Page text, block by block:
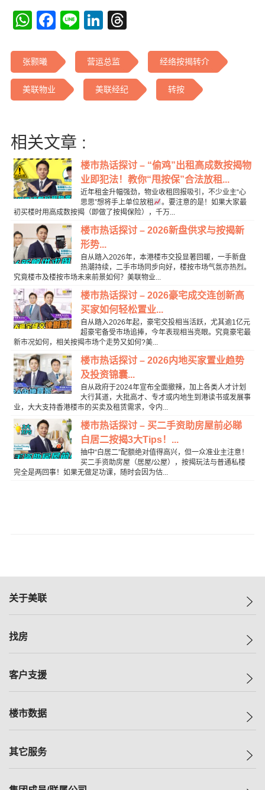
WhatsApp
Facebook
LineLinkedIn
张颢曦 营运总监 经络按揭转介
美联物业 美联经纪 转按
相关文章 :
楼市热话探讨 – “偷鸡”出租高成数按揭物
业即犯法！教你“甩按保”合法放租...
近年租金升幅强劲，物业收租回报吸引，不少业主“心
思思”想将手上单位放租
。要注意的是！如果大家最
初买楼时用高成数按揭（即做了按揭保险），千万...
楼市热话探讨 – 2026新盘供求与按揭新
形势...
自从踏入2026年，本港楼市交投显著回暖，一手新盘
热潮持续，二手市场同步向好，楼按市场气氛亦热烈。
究竟楼市及楼按市场未来前景如何？美联物业...
楼市热话探讨 – 2026豪宅成交连创新高
买家如何轻松置业...
自从踏入2026年起，豪宅交投相当活跃，尤其逾1亿元
超豪宅备受市场追捧，今年表现相当亮眼。究竟豪宅最
新市况如何，相关按揭市场个走势又如何?美...
楼市热话探讨 – 2026内地买家置业趋势
及投资锦囊...
自从政府于2024年宣布全面撤辣，加上各类人才计划
大行其道，大批高才、专才或内地生到港读书或发展事
业，大大支持香港楼市的买卖及租赁需求，令内...
楼市热话探讨 – 买二手资助房屋前必睇
白居二按揭3大Tips！...
抽中“白居二”配额绝对值得高兴，但一众准业主注意！
买二手资助房屋（居屋/公屋），按揭玩法与普通私楼
完全是两回事！如果无做足功课，随时会因为估...
关于美联
美联集团
人才招募
找房
一手新房
减价
美联豪宅
独家楼盘
租房
客户支援
自助放盘
查询热线
楼市数据
指数
其它服务
小区专页